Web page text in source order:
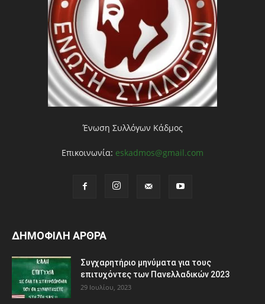
Ένωση Συλλόγων Κάδμος
Επικοινωνία: eskadmos@gmail.com
ΔΗΜΟΦΙΛΗ ΑΡΘΡΑ
Συγχαρητήριο μηνύματα για τους
επιτυχόντες των Πανελλαδικών 2023
29 Ιουλίου, 2023